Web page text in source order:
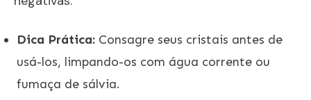
Dica Prática: Consagre seus cristais antes de
usá-los, limpando-os com água corrente ou
fumaça de sálvia.